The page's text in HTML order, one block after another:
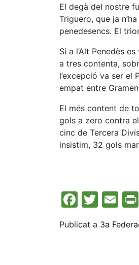
El degà del nostre
Triguero, que ja
penedesencs. El
Si a l’Alt Penedès
a tres contenta,
l’excepció va ser el
empat entre
El més content de
gols a zero contra
cinc de Tercera
insistim, 32 gols
Publicat a 3a